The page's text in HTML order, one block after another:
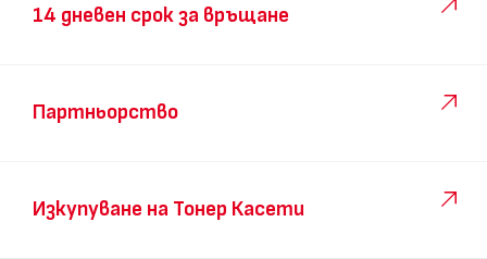
14 дневен срок за връщане
Партньорство
Изкупуване на Тонер Касети